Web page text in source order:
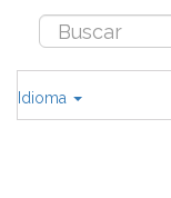
Idioma